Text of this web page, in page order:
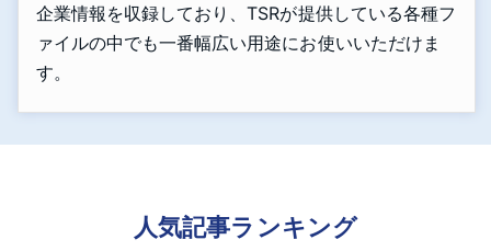
企業情報を収録しており、TSRが提供している各種フ
ァイルの中でも一番幅広い用途にお使いいただけま
す。
人気記事ランキング